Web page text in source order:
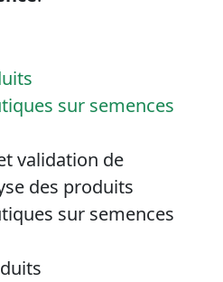
sur semences
validation de
des produits
sur semences